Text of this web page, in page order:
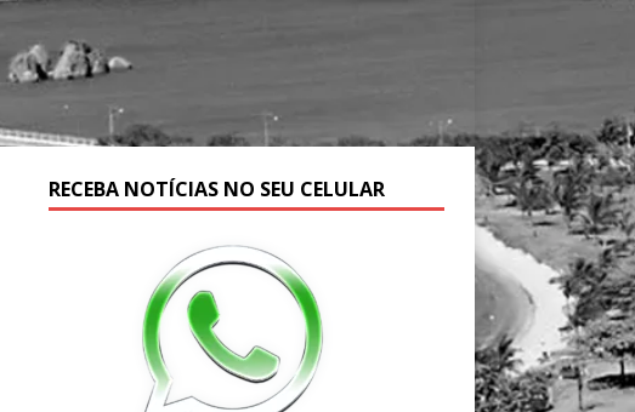
RECEBA NOTÍCIAS NO SEU CELULAR